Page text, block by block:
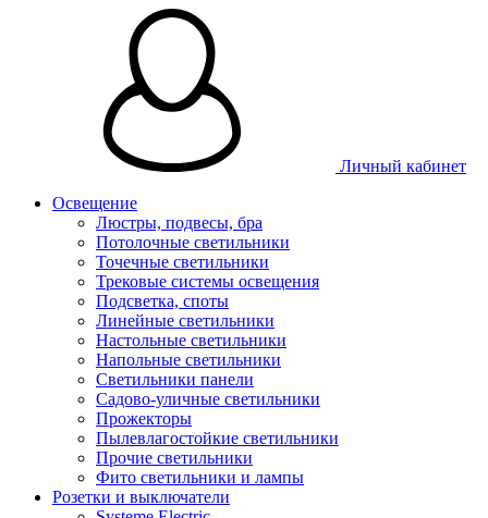
Личный кабинет
Освещение
Люстры, подвесы, бра
Потолочные светильники
Точечные светильники
Трековые системы освещения
Подсветка, споты
Линейные светильники
Настольные светильники
Напольные светильники
Светильники панели
Садово-уличные светильники
Прожекторы
Пылевлагостойкие светильники
Прочие светильники
Фито светильники и лампы
Розетки и выключатели